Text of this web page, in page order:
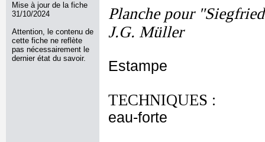
Mise à jour de la fiche
31/10/2024
Attention, le contenu de
cette fiche ne reflète
pas nécessairement le
dernier état du savoir.
Planche pour
J.G. Müller
Estampe
TECHNIQUES :
eau-forte